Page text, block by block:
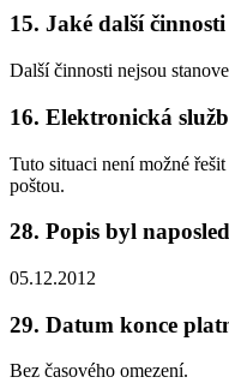
15. Jaké další
Další činnosti nejsou
16. Elektronická
Tuto situaci není možné
poštou.
28. Popis byl
05.12.2012
29. Datum konce
Bez časového omezení.